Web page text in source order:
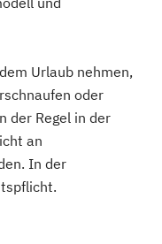
Urlaub nehmen,
oder
der Regel in der
an
In der